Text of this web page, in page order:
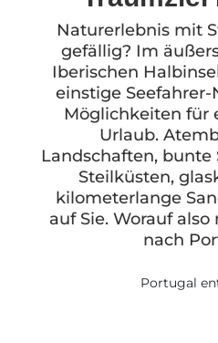
Naturerlebnis mit
gefällig? Im
Iberischen
einstige
Möglichkeiten für
Urlaub.
Landschaften,
Steilküsten,
kilometerlange
auf Sie. Worauf
nach
Portugal